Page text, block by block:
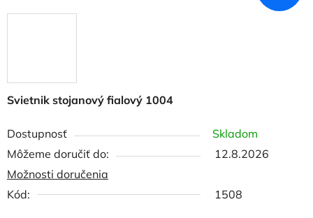
Svietnik stojanový fialový 1004
Dostupnosť
Skladom
Môžeme doručiť do:
12.8.2026
Možnosti doručenia
Kód:
1508